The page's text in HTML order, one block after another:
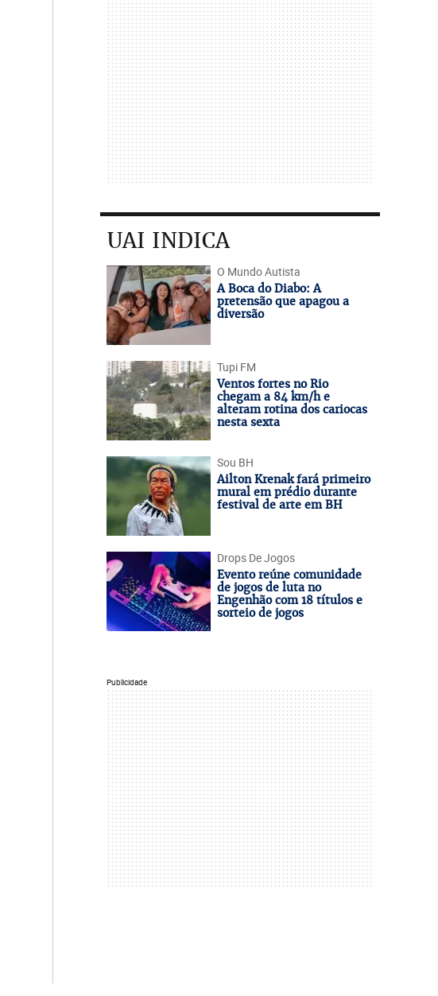
UAI INDICA
O Mundo Autista
A Boca do Diabo: A
pretensão que apagou a
diversão
Tupi FM
Ventos fortes no Rio
chegam a 84 km/h e
alteram rotina dos cariocas
nesta sexta
Sou BH
Ailton Krenak fará primeiro
mural em prédio durante
festival de arte em BH
Drops De Jogos
Evento reúne comunidade
de jogos de luta no
Engenhão com 18 títulos e
sorteio de jogos
Publicidade